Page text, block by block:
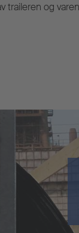
traileren og